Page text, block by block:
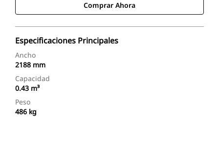
Comprar Ahora
Especificaciones Principales
Ancho
2188 mm
Capacidad
0.43 m³
Peso
486 kg